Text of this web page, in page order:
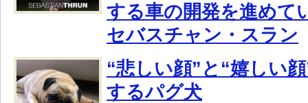
する車の開発を進めて
セバスチャン・スラン
“悲しい顔”と“嬉しい
するパグ犬